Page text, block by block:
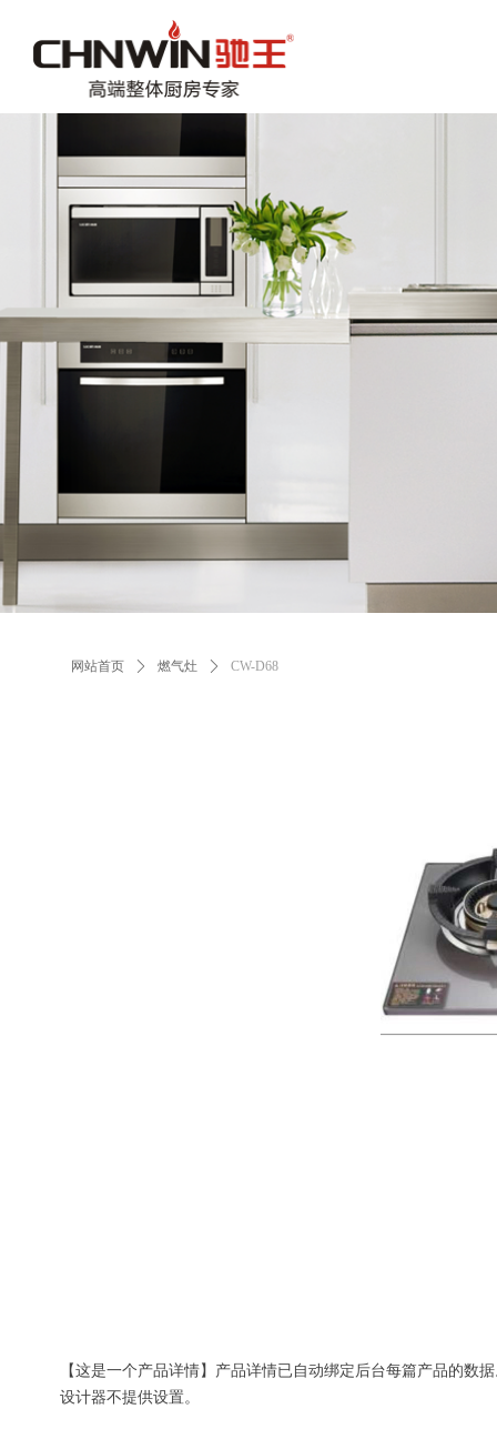
网站首页 ꄲ 燃气灶 ꄲ CW-D68
【这是一个产品详情】产品详情已自动绑定后台每篇产品的数
设计器不提供设置。